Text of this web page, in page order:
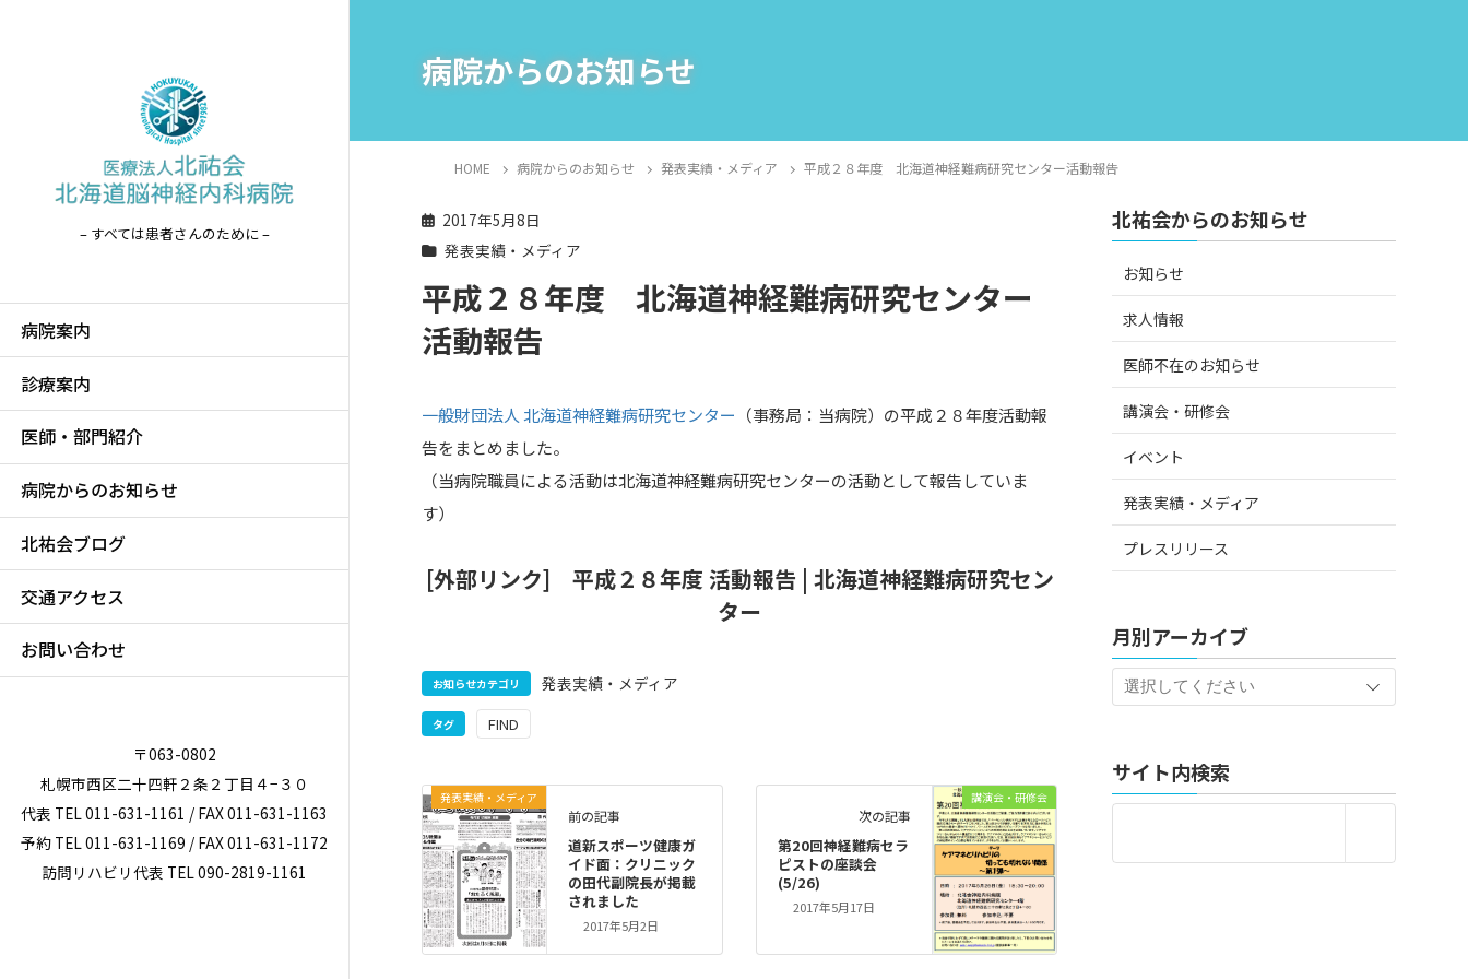
– すべては患者さんのために –
病院案内
診療案内
医師・部門紹介
病院からのお知らせ
北祐会ブログ
交通アクセス
お問い合わせ
〒063-0802
札幌市西区二十四軒２条２丁目４−３０
代表 TEL 011-631-1161 / FAX 011-631-1163
予約 TEL 011-631-1169 / FAX 011-631-1172
訪問リハビリ代表 TEL 090-2819-1161
病院からのお知らせ
HOME 病院からのお知らせ 発表実績・メディア 平成２８年度 北海道神経難病研究センター活動報告
2017年5月8日
発表実績・メディア
平成２８年度 北海道神経難病研究センター
活動報告
一般財団法人 北海道神経難病研究センター （事務局：当病院）の平成２８年度活動報
告をまとめました。
（当病院職員による活動は北海道神経難病研究センターの活動として報告していま
す）
[外部リンク] 平成２８年度 活動報告 | 北海道神経難病研究セン
ター
お知らせカテゴリ 発表実績・メディア
タグ FIND
発表実績・メディア
前の記事
道新スポーツ健康ガ
イド面：クリニック
の田代副院長が掲載
されました
2017年5月2日
講演会・研修会
次の記事
第20回神経難病セラ
ピストの座談会
(5/26)
2017年5月17日
北祐会からのお知らせ
お知らせ
求人情報
医師不在のお知らせ
講演会・研修会
イベント
発表実績・メディア
プレスリリース
月別アーカイブ
サイト内検索